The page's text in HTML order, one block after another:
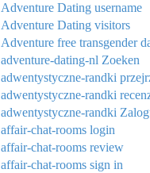
Adventure Dating username
Adventure Dating visitors
Adventure free transgender
adventure-dating-nl Zoeken
adwentystyczne-randki
adwentystyczne-randki
adwentystyczne-randki
affair-chat-rooms login
affair-chat-rooms review
affair-chat-rooms sign in